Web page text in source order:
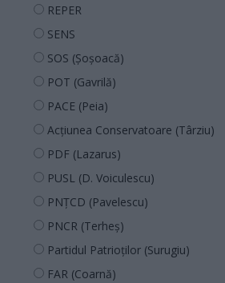
REPER
SENS
SOS (Șoșoacă)
POT (Gavrilă)
PACE (Peia)
Acțiunea Conservatoare (Târziu)
PDF (Lazarus)
PUSL (D. Voiculescu)
PNȚCD (Pavelescu)
PNCR (Terheș)
Partidul Patrioților (Surugiu)
FAR (Coarnă)